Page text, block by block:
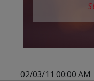
02/03/11 00:00 AM